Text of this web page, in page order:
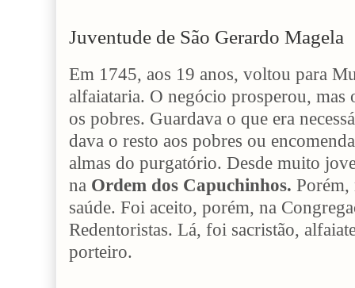
Juventude de São Gerardo Magela
Em 1745, aos 19 anos, voltou para
alfaiataria. O negócio prosperou, mas
os pobres. Guardava o que era
dava o resto aos pobres ou
almas do purgatório. Desde muito
na Ordem dos Capuchinhos. Porém,
saúde. Foi aceito, porém, na
Redentoristas. Lá, foi sacristão,
porteiro.